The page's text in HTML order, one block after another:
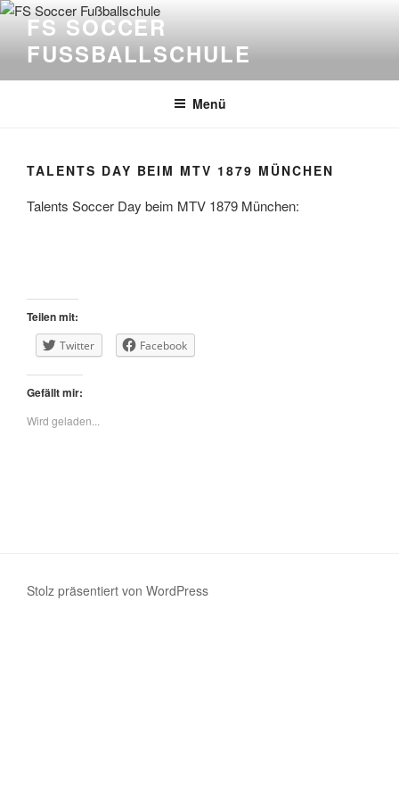
Zum
springen
FS SOCCER
FUSSBALLSCHULE
Menü
TALENTS DAY BEIM MTV 1879 MÜNCHEN
Talents Soccer Day beim MTV 1879 München:
Teilen mit:
Twitter Facebook
Gefällt mir:
Wird geladen...
Stolz präsentiert von WordPress